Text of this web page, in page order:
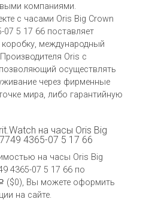
компаниями.
с часами Oris Big Crown
07 5 17 66 поставляет
международный
Oris c
осуществлять
через фирменные
мира, либо гарантийную
на часы Oris Big
4365-07 5 17 66
на часы Oris Big
4365-07 5 17 66 по
($0), Вы можете оформить
на сайте.